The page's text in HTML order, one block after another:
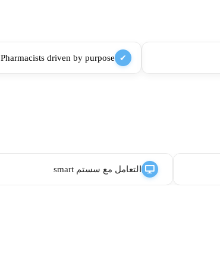
✔
Pharmacists driven by purpose
التعامل مع سستم smart